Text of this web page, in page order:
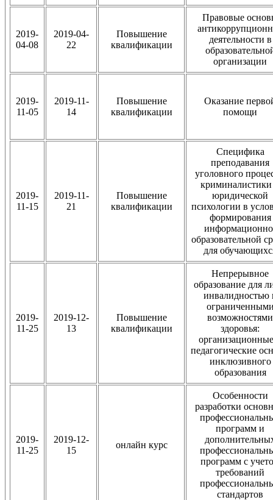
2019-
04-08
2019-04-
22
Повышение
квалификации
Правовые
деятельности в
организации
2019-
11-05
2019-11-
14
Повышение
квалификации
Оказание
помощи
2019-
11-15
2019-11-
21
Повышение
квалификации
Специфика
преподавания
уголовного
юридической
психологии в
формирования
образовательной
для
2019-
11-25
2019-12-
13
Повышение
квалификации
Непрерывное
образование для
инвалидностью
возможностями
здоровья:
педагогические
инклюзивного
образования
2019-
11-25
2019-12-
15
онлайн курс
Особенности
разработки
программ и
программ с
требований
стандартов